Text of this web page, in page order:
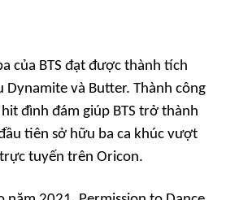
của BTS đạt được thành tích
Dynamite và Butter. Thành công
đình đám giúp BTS trở thành
tiên sở hữu ba ca khúc vượt
tuyến trên Oricon.